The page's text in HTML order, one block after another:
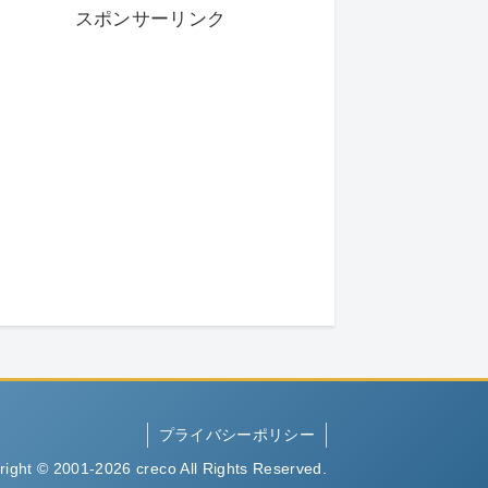
スポンサーリンク
プライバシーポリシー
© 2001-2026 creco All Rights Reserved.